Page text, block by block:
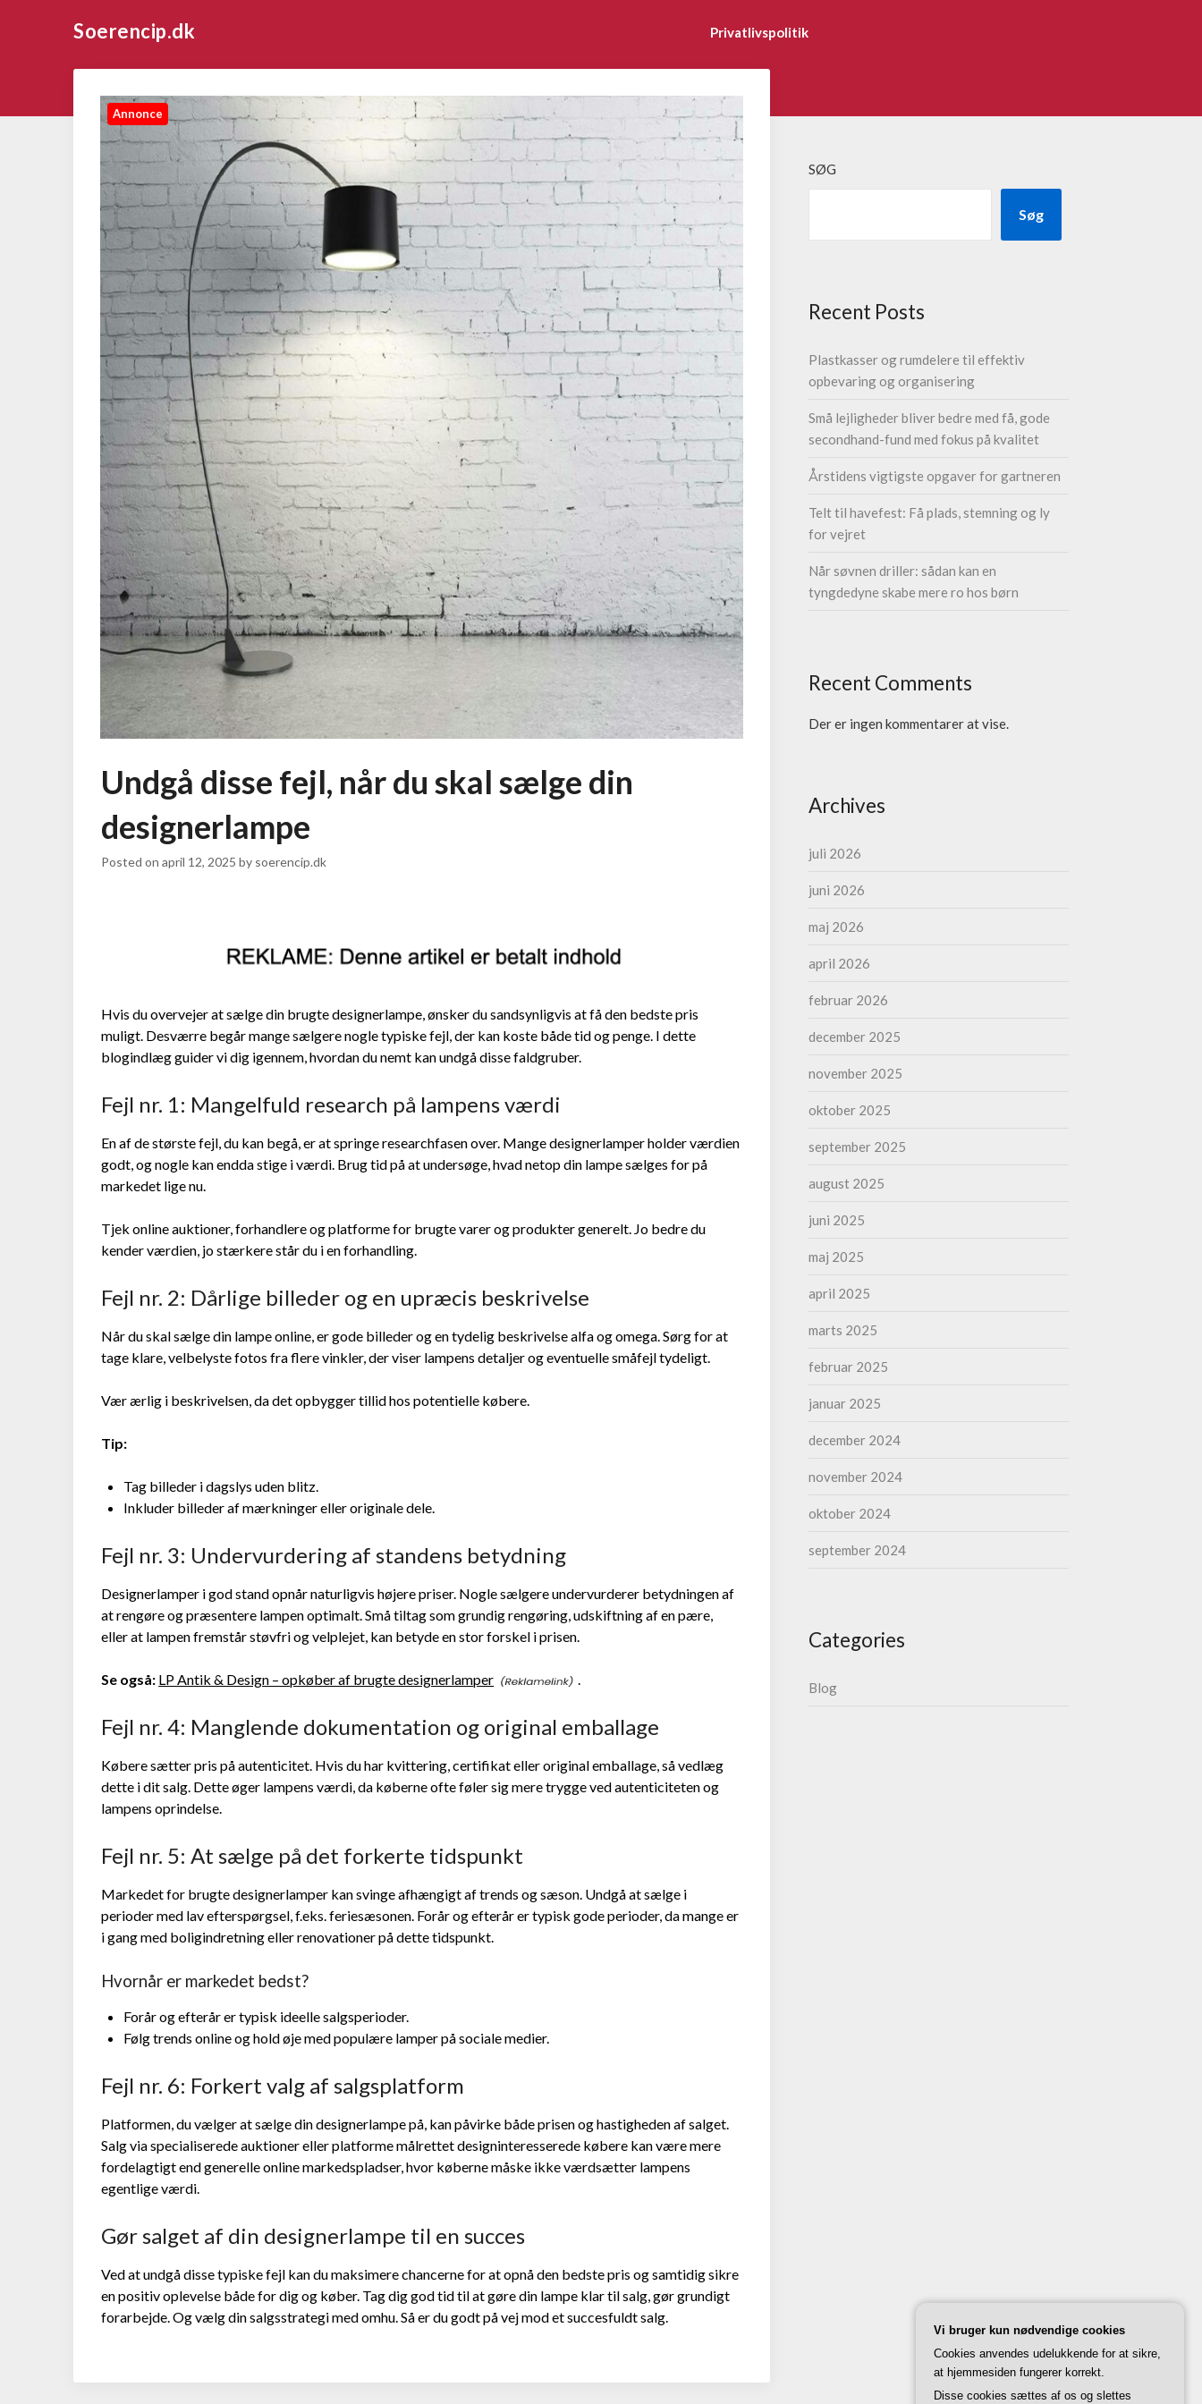
Soerencip.dk Privatlivspolitik
Annonce
Undgå disse fejl, når du skal sælge din
designerlampe
Posted onapril 12, 2025 by soerencip.dk
Hvis du overvejer at sælge din brugte designerlampe, ønsker du sandsynligvis at få den bedste pris
muligt. Desværre begår mange sælgere nogle typiske fejl, der kan koste både tid og penge. I dette
blogindlæg guider vi dig igennem, hvordan du nemt kan undgå disse faldgruber.
Fejl nr. 1: Mangelfuld research på lampens værdi
En af de største fejl, du kan begå, er at springe researchfasen over. Mange designerlamper holder værdien
godt, og nogle kan endda stige i værdi. Brug tid på at undersøge, hvad netop din lampe sælges for på
markedet lige nu.
Tjek online auktioner, forhandlere og platforme for brugte varer og produkter generelt. Jo bedre du
kender værdien, jo stærkere står du i en forhandling.
Fejl nr. 2: Dårlige billeder og en upræcis beskrivelse
Når du skal sælge din lampe online, er gode billeder og en tydelig beskrivelse alfa og omega. Sørg for at
tage klare, velbelyste fotos fra flere vinkler, der viser lampens detaljer og eventuelle småfejl tydeligt.
Vær ærlig i beskrivelsen, da det opbygger tillid hos potentielle købere.
Tip:
Tag billeder i dagslys uden blitz.
Inkluder billeder af mærkninger eller originale dele.
Fejl nr. 3: Undervurdering af standens betydning
Designerlamper i god stand opnår naturligvis højere priser. Nogle sælgere undervurderer betydningen af
at rengøre og præsentere lampen optimalt. Små tiltag som grundig rengøring, udskiftning af en pære,
eller at lampen fremstår støvfri og velplejet, kan betyde en stor forskel i prisen.
Se også: LP Antik & Design – opkøber af brugte designerlamper .
Fejl nr. 4: Manglende dokumentation og original emballage
Købere sætter pris på autenticitet. Hvis du har kvittering, certifikat eller original emballage, så vedlæg
dette i dit salg. Dette øger lampens værdi, da køberne ofte føler sig mere trygge ved autenticiteten og
lampens oprindelse.
Fejl nr. 5: At sælge på det forkerte tidspunkt
Markedet for brugte designerlamper kan svinge afhængigt af trends og sæson. Undgå at sælge i
perioder med lav efterspørgsel, f.eks. feriesæsonen. Forår og efterår er typisk gode perioder, da mange er
i gang med boligindretning eller renovationer på dette tidspunkt.
Hvornår er markedet bedst?
Forår og efterår er typisk ideelle salgsperioder.
Følg trends online og hold øje med populære lamper på sociale medier.
Fejl nr. 6: Forkert valg af salgsplatform
Platformen, du vælger at sælge din designerlampe på, kan påvirke både prisen og hastigheden af salget.
Salg via specialiserede auktioner eller platforme målrettet designinteresserede købere kan være mere
fordelagtigt end generelle online markedspladser, hvor køberne måske ikke værdsætter lampens
egentlige værdi.
Gør salget af din designerlampe til en succes
Ved at undgå disse typiske fejl kan du maksimere chancerne for at opnå den bedste pris og samtidig sikre
en positiv oplevelse både for dig og køber. Tag dig god tid til at gøre din lampe klar til salg, gør grundigt
forarbejde. Og vælg din salgsstrategi med omhu. Så er du godt på vej mod et succesfuldt salg.
SØG
Søg
Recent Posts
Plastkasser og rumdelere til effektiv
opbevaring og organisering
Små lejligheder bliver bedre med få, gode
secondhand-fund med fokus på kvalitet
Årstidens vigtigste opgaver for gartneren
Telt til havefest: Få plads, stemning og ly
for vejret
Når søvnen driller: sådan kan en
tyngdedyne skabe mere ro hos børn
Recent Comments
Der er ingen kommentarer at vise.
Archives
juli 2026
juni 2026
maj 2026
april 2026
februar 2026
december 2025
november 2025
oktober 2025
september 2025
august 2025
juni 2025
maj 2025
april 2025
marts 2025
februar 2025
januar 2025
december 2024
november 2024
oktober 2024
september 2024
Categories
Blog
Vi bruger kun nødvendige cookies
Cookies anvendes udelukkende for at sikre,
at hjemmesiden fungerer korrekt.
Disse cookies sættes af os og slettes